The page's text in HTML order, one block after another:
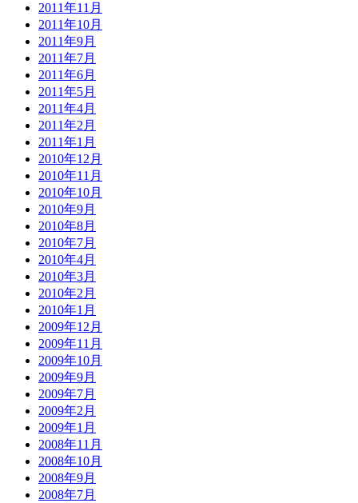
2011年11月
2011年10月
2011年9月
2011年7月
2011年6月
2011年5月
2011年4月
2011年2月
2011年1月
2010年12月
2010年11月
2010年10月
2010年9月
2010年8月
2010年7月
2010年4月
2010年3月
2010年2月
2010年1月
2009年12月
2009年11月
2009年10月
2009年9月
2009年7月
2009年2月
2009年1月
2008年11月
2008年10月
2008年9月
2008年7月